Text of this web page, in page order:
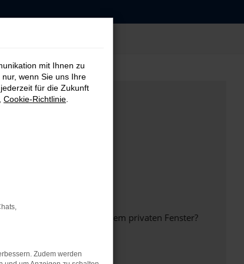
Browser oder in einem privaten Fenster?
mit Ihnen zu
wenn Sie uns Ihre
für die Zukunft
Cookie-Richtlinie
Zudem werden